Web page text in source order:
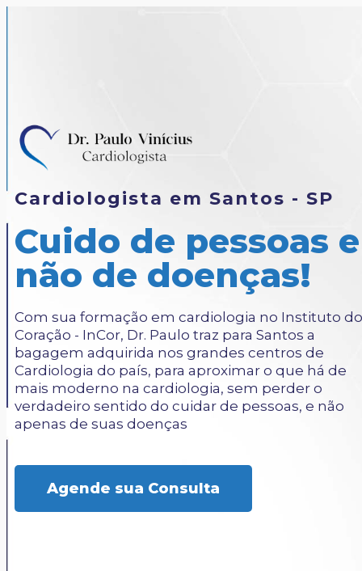
Cardiologista em Santos - SP
Cuido de pessoas e
não de doenças!
Com sua formação em cardiologia no Instituto do
Coração - InCor, Dr. Paulo traz para Santos a
bagagem adquirida nos grandes centros de
Cardiologia do país, para aproximar o que há de
mais moderno na cardiologia, sem perder o
verdadeiro sentido do cuidar de pessoas, e não
apenas de suas doenças
Agende sua Consulta